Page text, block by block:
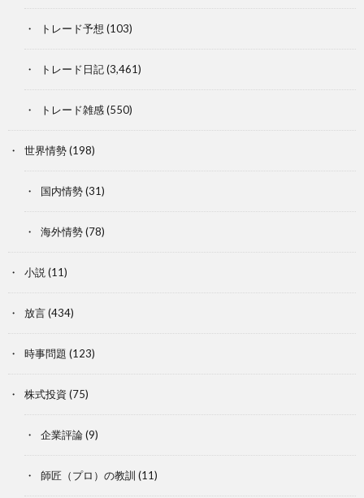
トレード予想 (103)
トレード日記(3,461)
トレード雑感(550)
世界情勢(198)
国内情勢(31)
海外情勢(78)
小説 (11)
放言(434)
時事問題 (123)
株式投資 (75)
企業評論(9)
師匠（プロ）の教訓 (11)